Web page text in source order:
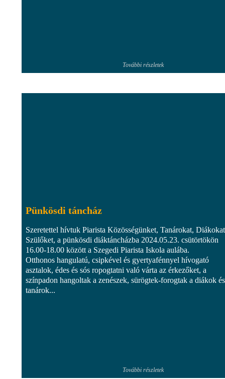
További részletek
Pünkösdi táncház
Szeretettel hívtuk Piarista Közösségünket, Tanárokat,
Szülőket, a pünkösdi diáktáncházba 2024.05.23. csütörtökön
16.00-18.00 között a Szegedi Piarista Iskola aulába.
Otthonos hangulatú, csipkével és gyertyafénnyel hívogató
asztalok, édes és sós ropogtatni való várta az érkezőket, a
színpadon hangoltak a zenészek, sürögtek-forogtak a diákok és
tanárok...
További részletek